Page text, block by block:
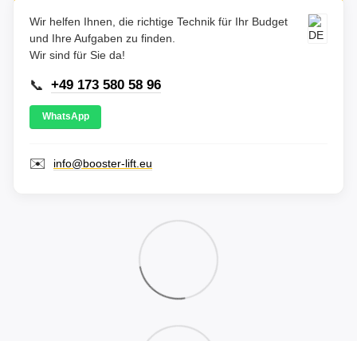
Wir helfen Ihnen, die richtige Technik für Ihr Budget
und Ihre Aufgaben zu finden.
Wir sind für Sie da!
📞 +49 173 580 58 96
WhatsApp
✉️ info@booster-lift.eu